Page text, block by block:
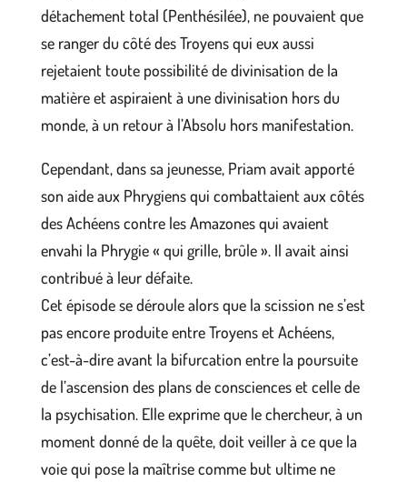
détachement total (Penthésilée), ne pouvaient que
se ranger du côté des Troyens qui eux aussi
rejetaient toute possibilité de divinisation de la
matière et aspiraient à une divinisation hors du
monde, à un retour à l’Absolu hors manifestation.
Cependant, dans sa jeunesse, Priam avait apporté
son aide aux Phrygiens qui combattaient aux côtés
des Achéens contre les Amazones qui avaient
envahi la Phrygie « qui grille, brûle ». Il avait ainsi
contribué à leur défaite.
Cet épisode se déroule alors que la scission ne s’est
pas encore produite entre Troyens et Achéens,
c’est-à-dire avant la bifurcation entre la poursuite
de l’ascension des plans de consciences et celle de
la psychisation. Elle exprime que le chercheur, à un
moment donné de la quête, doit veiller à ce que la
voie qui pose la maîtrise comme but ultime ne